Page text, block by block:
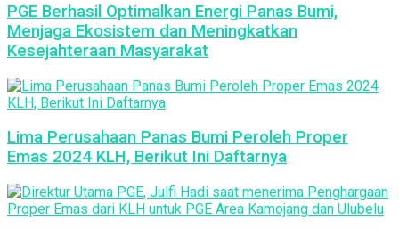
PGE Berhasil Optimalkan Energi Panas Bumi,
Menjaga Ekosistem dan Meningkatkan
Kesejahteraan Masyarakat
Lima Perusahaan Panas Bumi Peroleh Proper
Emas 2024 KLH, Berikut Ini Daftarnya